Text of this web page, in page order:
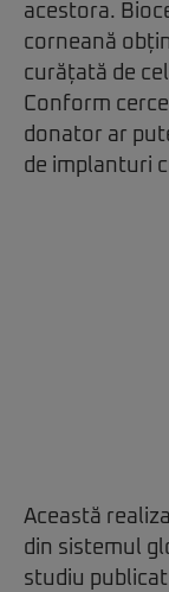
acestora.
corneană
curățată de
Conform
donator ar
de implanturi
Această
din sistemul
studiu